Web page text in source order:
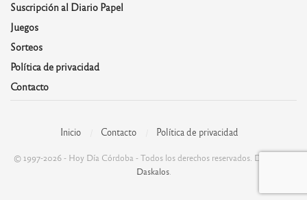
Suscripción al Diario Papel
Juegos
Sorteos
Política de privacidad
Contacto
Inicio Contacto Política de privacidad
© 1997-2026 - Hoy Día Córdoba - Todos los derechos reservados. Desarrolla:
Daskalos.